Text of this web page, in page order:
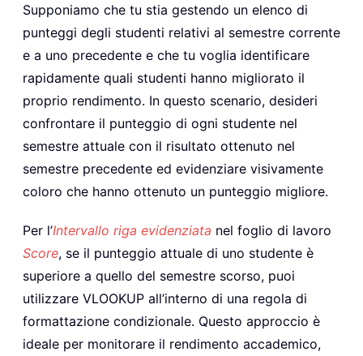
Supponiamo che tu stia gestendo un elenco di
punteggi degli studenti relativi al semestre corrente
e a uno precedente e che tu voglia identificare
rapidamente quali studenti hanno migliorato il
proprio rendimento. In questo scenario, desideri
confrontare il punteggio di ogni studente nel
semestre attuale con il risultato ottenuto nel
semestre precedente ed evidenziare visivamente
coloro che hanno ottenuto un punteggio migliore.
Per l’Intervallo riga evidenziata nel foglio di lavoro
Score, se il punteggio attuale di uno studente è
superiore a quello del semestre scorso, puoi
utilizzare VLOOKUP all’interno di una regola di
formattazione condizionale. Questo approccio è
ideale per monitorare il rendimento accademico,